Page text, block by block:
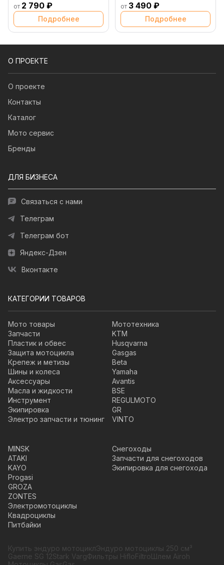
от 2 790 ₽
Подробнее
от 3 490 ₽
Подробнее
О ПРОЕКТЕ
О проекте
Контакты
Каталог
Мото сервис
Бренды
ДЛЯ БИЗНЕСА
Связаться с нами
Телеграм
Телеграм бот
Яндекс-Дзен
Вконтакте
КАТЕГОРИИ ТОВАРОВ
Мото товары
Запчасти
Пластик и обвес
Защита мотоцикла
Крепеж и метизы
Шины и колеса
Аксессуары
Масла и жидкости
Инструмент
Экипировка
Электро запчасти и тюнинг
Мототехника
KTM
Husqvarna
Gasgas
Beta
Yamaha
Avantis
BSE
REGULMOTO
GR
VINTO
MINSK
ATAKI
KAYO
Progasi
GROZA
ZONTES
Электромотоциклы
Квадроциклы
Питбайки
Снегоходы
Запчасти для снегоходов
Экипировка для снегохода
Купить эндуро мотоциклЭндуро мотоциклы 250 см³
Gaerne SG 12Stark VargФильтры HifloFiltroШлем Airoh